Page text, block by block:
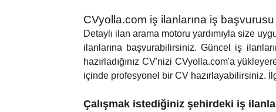
CVyolla.com iş ilanlarına iş başvurusu
Detaylı ilan arama motoru yardımıyla size
ilanlarına başvurabilirsiniz. Güncel iş
hazırladığınız CV'nizi CVyolla.com'a
içinde profesyonel bir CV hazırlayabilirsiniz.
Çalışmak istediğiniz şehirdeki iş